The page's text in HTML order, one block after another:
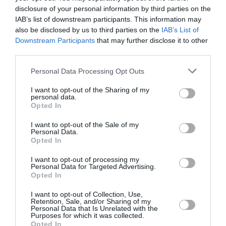
disclosure of your personal information by third parties on the
IAB’s list of downstream participants. This information may
also be disclosed by us to third parties on the IAB’s List of
Downstream Participants that may further disclose it to other
Personal Data Processing Opt Outs
I want to opt-out of the Sharing of my
personal data.
Opted In
I want to opt-out of the Sale of my
Personal Data.
Opted In
I want to opt-out of processing my
Personal Data for Targeted Advertising.
Opted In
I want to opt-out of Collection, Use,
Retention, Sale, and/or Sharing of my
Personal Data that Is Unrelated with the
Purposes for which it was collected.
Opted In
eșantion reprezentativ”.
În practică, în cazul italienilor se va continua să fie
se oglindească în maniera cea mai fidelă multele
variabile ale imigrației din Italia. Dificultatea
principală va fi acum ”întreținerea” eșantionului:
Există o mare disponibilitate, dar și o mai mare
mobilitate și deci o mai mare tendință de a ieși din
eșantion față de italieni, în rândul cărora avem deja
care o putem gestiona”, asigură directorul.